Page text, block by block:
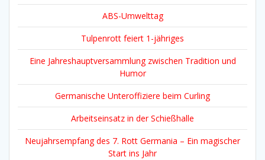
ABS-Umwelttag
Tulpenrott feiert 1-jähriges
Eine Jahreshauptversammlung zwischen Tradition und
Humor
Germanische Unteroffiziere beim Curling
Arbeitseinsatz in der Schießhalle
Neujahrsempfang des 7. Rott Germania – Ein magischer
Start ins Jahr